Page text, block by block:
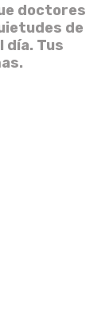
doctores
de
día. Tus